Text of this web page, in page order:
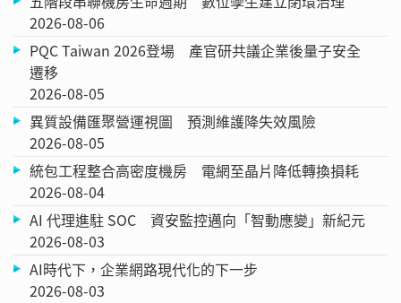
2026-08-06
PQC Taiwan 2026登場 產官研共議企業後量子安全
遷移
2026-08-05
異質設備匯聚營運視圖 預測維護降失效風險
2026-08-05
統包工程整合高密度機房 電網至晶片降低轉換損耗
2026-08-04
AI 代理進駐 SOC 資安監控邁向「智動應變」新紀元
2026-08-03
AI時代下，企業網路現代化的下一步
2026-08-03